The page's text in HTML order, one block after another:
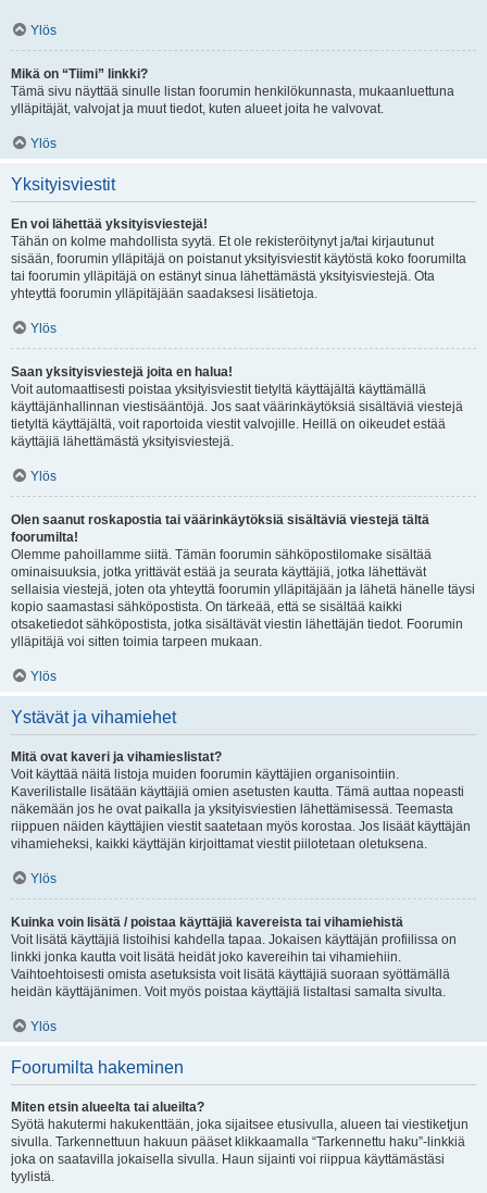
Ylös
Mikä on “Tiimi” linkki?
Tämä sivu näyttää sinulle listan foorumin henkilökunnasta, mukaanluettuna
ylläpitäjät, valvojat ja muut tiedot, kuten alueet joita he valvovat.
Ylös
Yksityisviestit
En voi lähettää yksityisviestejä!
Tähän on kolme mahdollista syytä. Et ole rekisteröitynyt ja/tai kirjautunut
sisään, foorumin ylläpitäjä on poistanut yksityisviestit käytöstä koko foorumilta
tai foorumin ylläpitäjä on estänyt sinua lähettämästä yksityisviestejä. Ota
yhteyttä foorumin ylläpitäjään saadaksesi lisätietoja.
Ylös
Saan yksityisviestejä joita en halua!
Voit automaattisesti poistaa yksityisviestit tietyltä käyttäjältä käyttämällä
käyttäjänhallinnan viestisääntöjä. Jos saat väärinkäytöksiä sisältäviä viestejä
tietyltä käyttäjältä, voit raportoida viestit valvojille. Heillä on oikeudet estää
käyttäjiä lähettämästä yksityisviestejä.
Ylös
Olen saanut roskapostia tai väärinkäytöksiä sisältäviä viestejä tältä
foorumilta!
Olemme pahoillamme siitä. Tämän foorumin sähköpostilomake sisältää
ominaisuuksia, jotka yrittävät estää ja seurata käyttäjiä, jotka lähettävät
sellaisia viestejä, joten ota yhteyttä foorumin ylläpitäjään ja lähetä hänelle täysi
kopio saamastasi sähköpostista. On tärkeää, että se sisältää kaikki
otsaketiedot sähköpostista, jotka sisältävät viestin lähettäjän tiedot. Foorumin
ylläpitäjä voi sitten toimia tarpeen mukaan.
Ylös
Ystävät ja vihamiehet
Mitä ovat kaveri ja vihamieslistat?
Voit käyttää näitä listoja muiden foorumin käyttäjien organisointiin.
Kaverilistalle lisätään käyttäjiä omien asetusten kautta. Tämä auttaa nopeasti
näkemään jos he ovat paikalla ja yksityisviestien lähettämisessä. Teemasta
riippuen näiden käyttäjien viestit saatetaan myös korostaa. Jos lisäät käyttäjän
vihamieheksi, kaikki käyttäjän kirjoittamat viestit piilotetaan oletuksena.
Ylös
Kuinka voin lisätä / poistaa käyttäjiä kavereista tai vihamiehistä
Voit lisätä käyttäjiä listoihisi kahdella tapaa. Jokaisen käyttäjän profiilissa on
linkki jonka kautta voit lisätä heidät joko kavereihin tai vihamiehiin.
Vaihtoehtoisesti omista asetuksista voit lisätä käyttäjiä suoraan syöttämällä
heidän käyttäjänimen. Voit myös poistaa käyttäjiä listaltasi samalta sivulta.
Ylös
Foorumilta hakeminen
Miten etsin alueelta tai alueilta?
Syötä hakutermi hakukenttään, joka sijaitsee etusivulla, alueen tai viestiketjun
sivulla. Tarkennettuun hakuun pääset klikkaamalla “Tarkennettu haku”-linkkiä
joka on saatavilla jokaisella sivulla. Haun sijainti voi riippua käyttämästäsi
tyylistä.